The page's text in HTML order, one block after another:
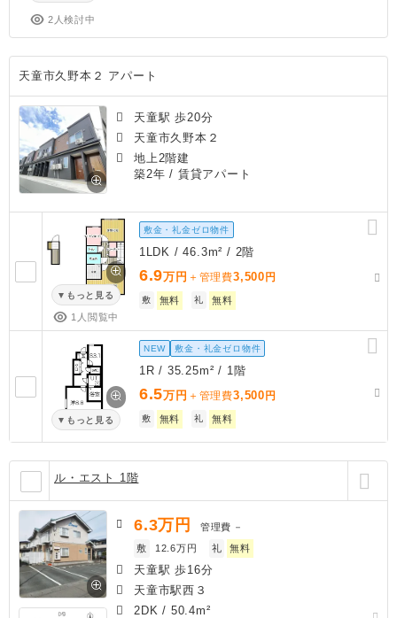
2人検討中
天童市久野本２ アパート
天童駅 歩20分
天童市久野本２
地上2階建
築2年 / 賃貸アパート
もっと見る
1人閲覧中
敷金・礼金ゼロ物件
1LDK / 46.3m² / 2階
6.9万円 ＋管理費3,500 円
敷 無料 礼 無料
もっと見る
NEW 敷金・礼金ゼロ物件
1R / 35.25m² / 1階
6.5万円 ＋管理費3,500 円
敷 無料 礼 無料
ル・エスト 1階
6.3万円 管理費 －
敷
12.6万円 礼 無料
天童駅 歩16分
天童市駅西３
2DK / 50.4m²